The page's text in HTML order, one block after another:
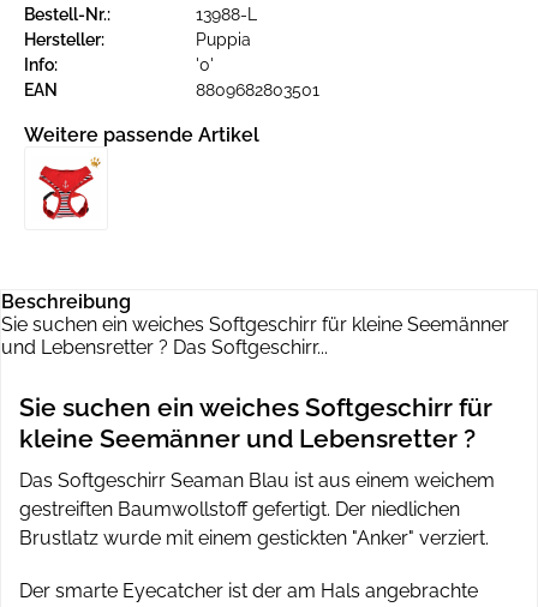
Bestell-Nr.:
13988-L
Hersteller:
Puppia
Info:
'0'
EAN
8809682803501
Weitere passende Artikel
Beschreibung
Sie suchen ein weiches Softgeschirr für kleine Seemänner
und Lebensretter ? Das Softgeschirr...
Sie suchen ein weiches Softgeschirr für
kleine Seemänner und Lebensretter ?
Das Softgeschirr Seaman Blau ist aus einem weichem
gestreiften Baumwollstoff gefertigt. Der niedlichen
Brustlatz wurde mit einem gestickten "Anker" verziert.
Der smarte Eyecatcher ist der am Hals angebrachte